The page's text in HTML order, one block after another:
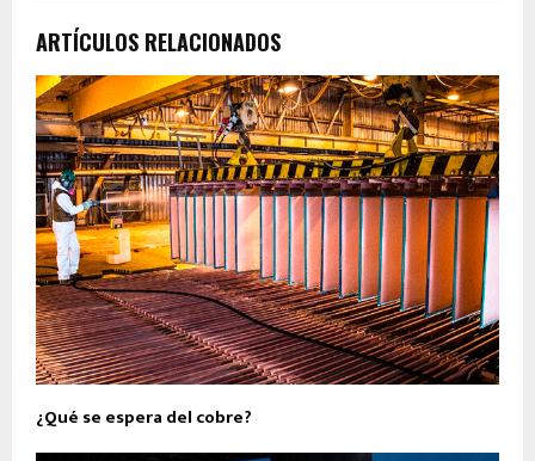
ARTÍCULOS RELACIONADOS
¿Qué se espera del cobre?